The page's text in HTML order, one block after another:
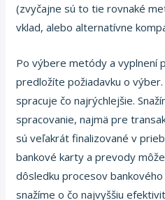
(zvyčajne sú to tie rovnaké
vklad, alebo alternatívne
Po výbere metódy a vyplnení
predložíte požiadavku o
spracuje čo najrýchlejšie.
spracovanie, najmä pre
sú veľakrát finalizované v
bankové karty a prevody
dôsledku procesov
snažíme o čo najvyššiu